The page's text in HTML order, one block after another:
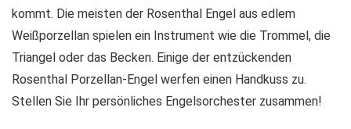
kommt. Die meisten der Rosenthal Engel aus edlem
Weißporzellan spielen ein Instrument wie die Trommel, die
Triangel oder das Becken. Einige der entzückenden
Rosenthal Porzellan-Engel werfen einen Handkuss zu.
Stellen Sie Ihr persönliches Engelsorchester zusammen!